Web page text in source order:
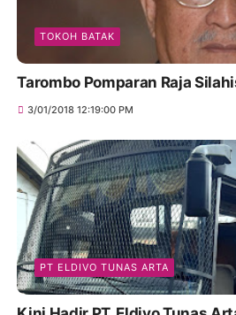
TOKOH BATAK
Tarombo Pomparan Raja
3/01/2018 12:19:00 PM
PT ELDIVO TUNAS ARTA